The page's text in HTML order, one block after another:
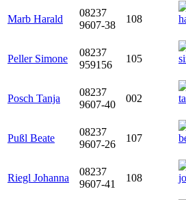
Marb Harald
08237
9607-38
108
Peller Simone
08237
959156
105
Posch Tanja
08237
9607-40
002
Pußl Beate
08237
9607-26
107
Riegl Johanna
08237
9607-41
108